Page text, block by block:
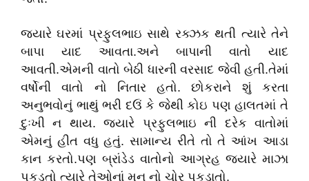
જ્યારે ઘરમાં પ્રફુલભાઇ સાથે રક્ઝક થતી ત્યારે તેને
બાપા યાદ આવતા.અને બાપાની વાતો યાદ
આવતી.એમની વાતો બેઠી ધારની વરસાદ જેવી હતી.તેમાં
વર્ષોની વાતો નો નિતાર હતો. છોકરાને શું કરતા
અનુભવોનું ભાથું ભરી દઉં કે જેથી કોઇ પણ હાલતમાં તે
દુઃખી ન થાય. જ્યારે પ્રફુલભાઇ ની દરેક વાતોમાં
એમનું હીત વધુ હતું. સામાન્ય રીતે તો તે આંખ આડા
કાન કરતો.પણ બ્રાંડેડ વાતોનો આગ્રહ જ્યારે માઝા
પકડતો ત્યારે તેઓનાં મન નો ચોર પકડાતો.